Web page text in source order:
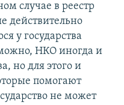
случае в реестр
действительно
у государства
НКО иногда и
но для этого и
помогают
не может